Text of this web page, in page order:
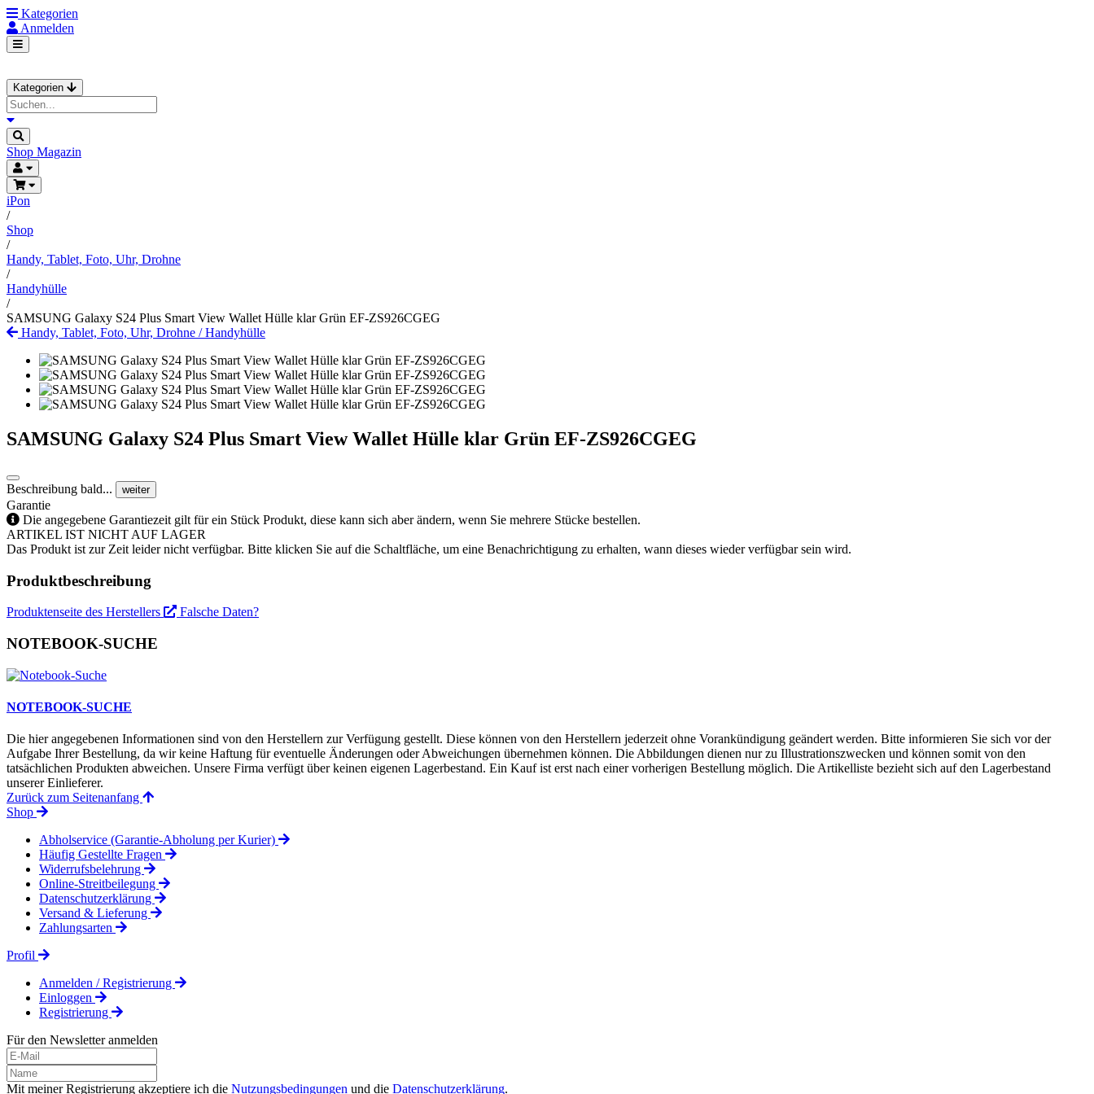
Kategorien
Anmelden
Kategorien
Shop Magazin
iPon
/
Shop
/
Handy, Tablet, Foto, Uhr, Drohne
/
Handyhülle
/
SAMSUNG Galaxy S24 Plus Smart View Wallet Hülle klar Grün EF-ZS926CGEG
Handy, Tablet, Foto, Uhr, Drohne /Handyhülle
SAMSUNG Galaxy S24 Plus Smart View Wallet Hülle klar Grün EF-ZS926CGEG
Beschreibung bald... weiter
Garantie
Die angegebene Garantiezeit gilt für ein Stück Produkt, diese kann sich aber ändern, wenn Sie mehrere Stücke bestellen.
ARTIKEL IST NICHT AUF LAGER
Das Produkt ist zur Zeit leider nicht verfügbar. Bitte klicken Sie auf die Schaltfläche, um eine Benachrichtigung zu erhalten, wann dieses wieder verfügbar sein wird.
Produktbeschreibung
Produktenseite des Herstellers Falsche Daten?
NOTEBOOK-SUCHE
NOTEBOOK-SUCHE
Die hier angegebenen Informationen sind von den Herstellern zur Verfügung gestellt. Diese können von den Herstellern jederzeit ohne Vorankündigung geändert werden. Bitte informieren Sie sich vor der
Aufgabe Ihrer Bestellung, da wir keine Haftung für eventuelle Änderungen oder Abweichungen übernehmen können. Die Abbildungen dienen nur zu Illustrationszwecken und können somit von den
tatsächlichen Produkten abweichen. Unsere Firma verfügt über keinen eigenen Lagerbestand. Ein Kauf ist erst nach einer vorherigen Bestellung möglich. Die Artikelliste bezieht sich auf den Lagerbestand
unserer Einlieferer.
Zurück zum Seitenanfang
Shop
Abholservice (Garantie-Abholung per Kurier)
Häufig Gestellte Fragen
Widerrufsbelehrung
Online-Streitbeilegung
Datenschutzerklärung
Versand & Lieferung
Zahlungsarten
Profil
Anmelden / Registrierung
Einloggen
Registrierung
Für den Newsletter anmelden
Mit meiner Registrierung akzeptiere ich die Nutzungsbedingungen und die Datenschutzerklärung.